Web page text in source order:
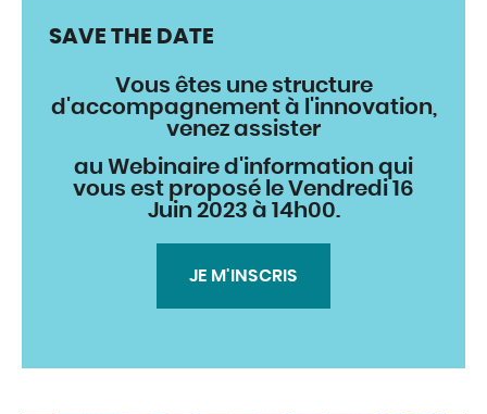
SAVE THE DATE
Vous êtes une structure
d'accompagnement à l'innovation,
venez assister
au Webinaire d'information qui
vous est proposé le Vendredi 16
Juin 2023 à 14h00.
JE M'INSCRIS